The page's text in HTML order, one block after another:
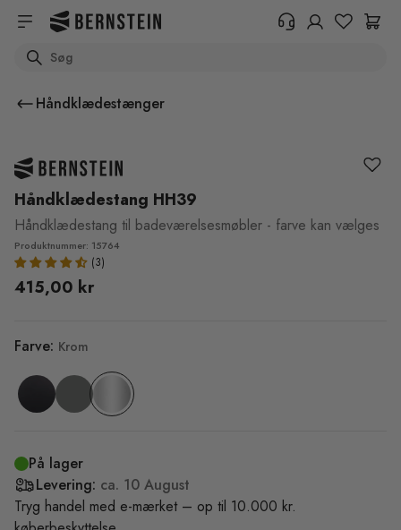
Skip to main content
Search
Håndklædestænger
Håndklædestang HH39
Håndklædestang til badeværelsesmøbler - farve kan vælges
Produktnummer: 15764
415,00 kr
Farve: Krom
På lager
Levering: ca. 10 August
Tryg handel med e-mærket – op til 10.000 kr.